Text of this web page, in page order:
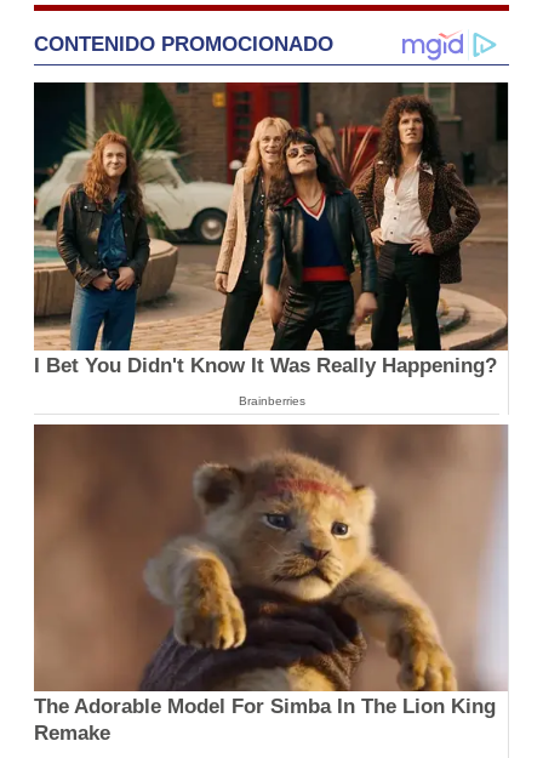
CONTENIDO PROMOCIONADO
I Bet You Didn't Know It Was Really Happening?
Brainberries
The Adorable Model For Simba In The Lion King
Remake